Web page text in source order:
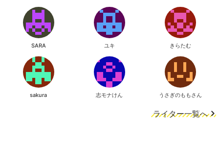
SARA ユキ きらたむ
sakura 志モナけん うさぎのももさん
ライター一覧へ